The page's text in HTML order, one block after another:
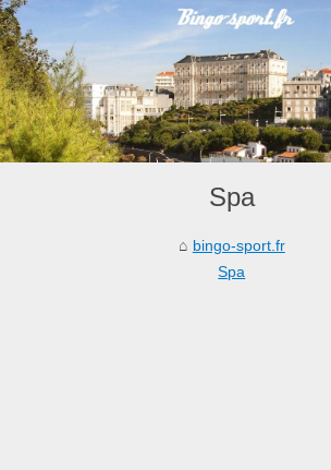
Spa
bingo-sport.fr
Spa